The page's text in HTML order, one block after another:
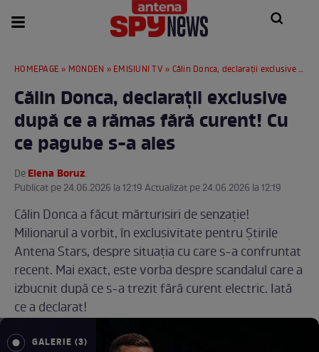
HOMEPAGE » MONDEN » EMISIUNI TV » Călin Donca, declarații exclusive după ce a rămas fără curent! Cu ce pagube s-a ales
Călin Donca, declarații exclusive
după ce a rămas fără curent! Cu
ce pagube s-a ales
DeElena Boruz.
Publicat pe 24.06.2026 la 12:19 Actualizat pe 24.06.2026 la 12:19
Călin Donca a făcut mărturisiri de senzație!
Milionarul a vorbit, în exclusivitate pentru Știrile
Antena Stars, despre situația cu care s-a confruntat
recent. Mai exact, este vorba despre scandalul care a
izbucnit după ce s-a trezit fără curent electric. Iată
ce a declarat!
GALERIE (3)